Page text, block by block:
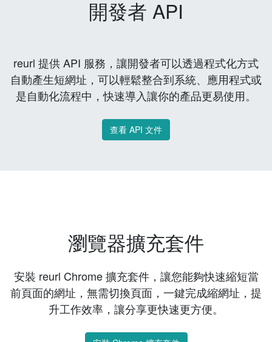
開發者 API
reurl 提供 API 服務，讓開發者可以透過程式化方式
自動產生短網址，可以輕鬆整合到系統、應用程式或
是自動化流程中，快速導入讓你的產品更易使用。
查看 API 文件
瀏覽器擴充套件
安裝 reurl Chrome 擴充套件，讓您能夠快速縮短當
前頁面的網址，無需切換頁面，一鍵完成縮網址，提
升工作效率，讓分享更快速更方便。